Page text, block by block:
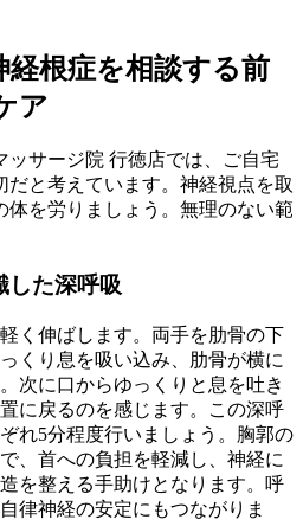
経根症を相談する前
ア
ッサージ院 行徳店では、ご自宅
だと考えています。神経視点を取
体を労りましょう。無理のない範
した深呼吸
く伸ばします。両手を肋骨の下
くり息を吸い込み、肋骨が横に
次に口からゆっくりと息を吐き
に戻るのを感じます。この深呼
れ5分程度行いましょう。胸郭の
、首への負担を軽減し、神経に
を整える手助けとなります。呼
律神経の安定にもつながりま